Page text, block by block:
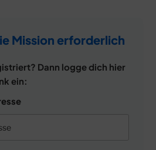
Mission erforderlich
Dann logge dich hier
ein: